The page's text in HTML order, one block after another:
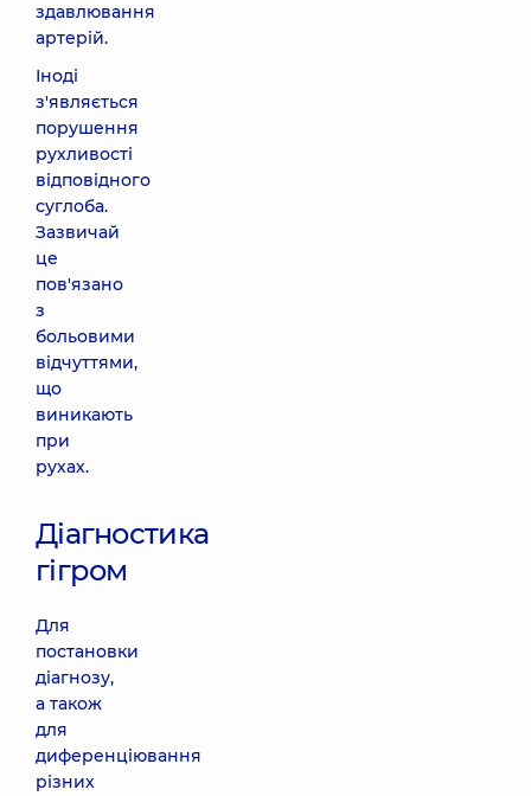
здавлювання
артерій.
Іноді
з'являється
порушення
рухливості
відповідного
суглоба.
Зазвичай
це
пов'язано
з
больовими
відчуттями,
що
виникають
при
рухах.
Діагностика
гігром
Для
постановки
діагнозу,
а також
для
диференціювання
різних